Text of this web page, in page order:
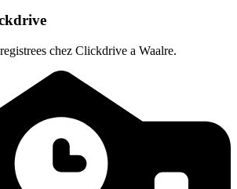
chez Clickdrive a Waalre.